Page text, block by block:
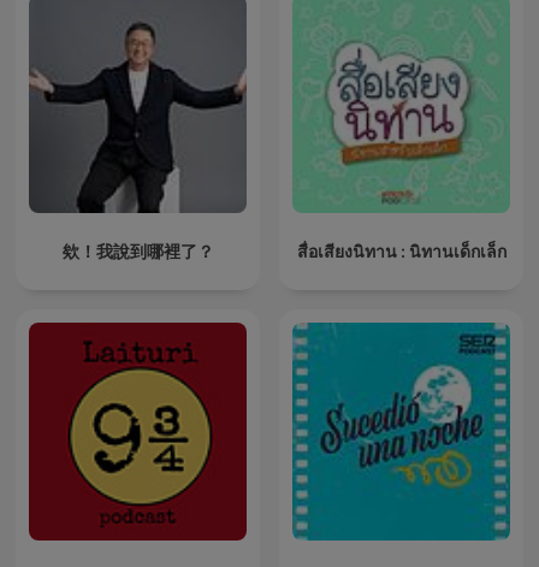
欸！我說到哪裡了？ สื่อเสียงนิทาน : นิทานเด็กเล็ก